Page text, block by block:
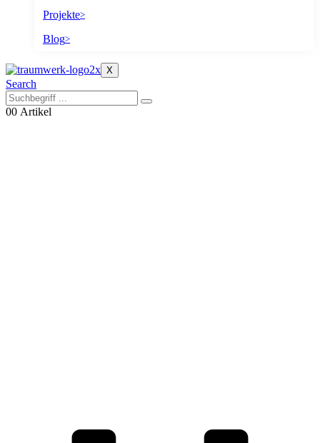
Projekte>
Blog>
X
Search
00 Artikel